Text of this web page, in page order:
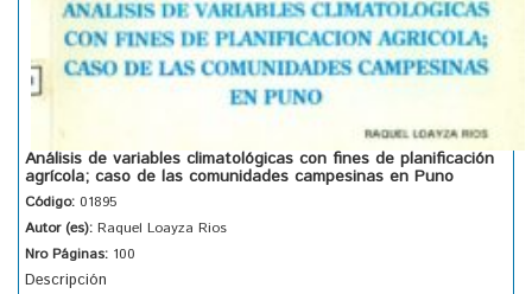
Análisis de variables climatológicas con fines de planificación
agrícola; caso de las comunidades campesinas en Puno
Código: 01895
Autor (es): Raquel Loayza Rios
Nro Páginas: 100
Descripción